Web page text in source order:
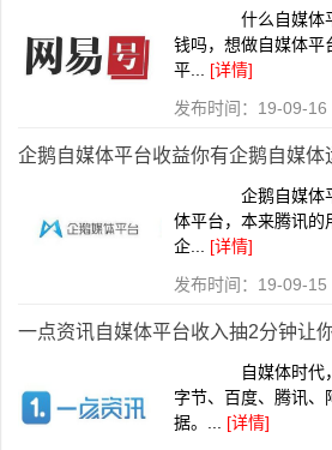
什么自媒体平
钱吗，想做自媒体平
平... [详情]
发布时间：19-09-
企鹅自媒体平台收益你有企鹅自媒体
企鹅自媒体平
体平台，本来腾讯的
企... [详情]
发布时间：19-09-
一点资讯自媒体平台收入抽2分钟让
自媒体时代，
字节、百度、腾讯、
据。... [详情]